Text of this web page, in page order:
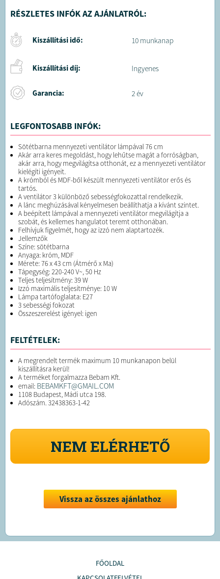
RÉSZLETES INFÓK AZ AJÁNLATRÓL:
Kiszállítási idő: 10 munkanap
Kiszállítási díj: Ingyenes
Garancia: 2 év
LEGFONTOSABB INFÓK:
Sötétbarna mennyezeti ventilátor lámpával 76 cm
Akár arra keres megoldást, hogy lehűtse magát a forróságban,
akár arra, hogy megvilágítsa otthonát, ez a mennyezeti ventilátor
kielégíti igényeit.
A krómból és MDF-ből készült mennyezeti ventilátor erős és
tartós.
A ventilátor 3 különböző sebességfokozattal rendelkezik.
A lánc meghúzásával kényelmesen beállíthatja a kívánt szintet.
A beépített lámpával a mennyezeti ventilátor megvilágítja a
szobát, és kellemes hangulatot teremt otthonában.
Felhívjuk figyelmét, hogy az izzó nem alaptartozék.
Jellemzők
Színe: sötétbarna
Anyaga: króm, MDF
Mérete: 76 x 43 cm (Átmérő x Ma)
Tápegység: 220-240 V~, 50 Hz
Teljes teljesítmény: 39 W
Izzó maximális teljesítménye: 10 W
Lámpa tartófoglalata: E27
3 sebességi fokozat
Összeszerelést igényel: igen
FELTÉTELEK:
A megrendelt termék maximum 10 munkanapon belül
kiszállításra kerül!
A terméket forgalmazza Bebam Kft.
email: BEBAMKFT@GMAIL.COM
1108 Budapest, Mádi utca 198.
Adószám. 32438363-1-42
NEM ELÉRHETŐ
Vissza az összes ajánlathoz
FŐOLDAL